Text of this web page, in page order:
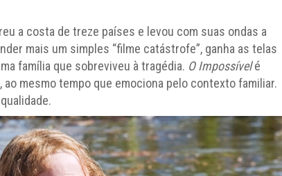
a costa de treze países e levou com suas ondas a
mais um simples “filme catástrofe”, ganha as telas
família que sobreviveu à tragédia. O Impossívelé
mesmo tempo que emociona pelo contexto familiar.